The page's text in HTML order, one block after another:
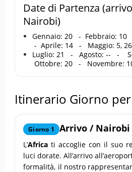
Date di Partenza
Nairobi)
Gennaio: 20 - Febbraio: 10
- Aprile: 14 - Maggio: 5,
Luglio: 21 - Agosto: -- -
Ottobre: 20 - Novembre:
Itinerario Giorno
Giorno 1 Arrivo / Nairobi
L’Africa ti accoglie con il suo
luci dorate. All’arrivo
formalità, il nostro